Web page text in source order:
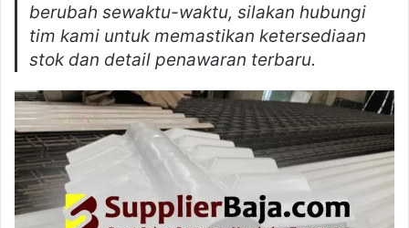
berubah sewaktu-waktu, silakan hubungi
tim kami untuk memastikan ketersediaan
stok dan detail penawaran terbaru.